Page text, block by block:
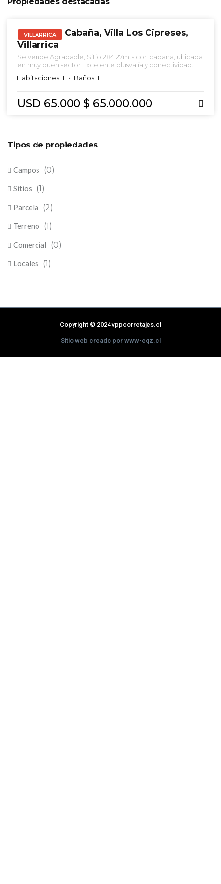
VILLARRICA
VENTA
Sitio, Con Cabaña, Villa Los Cipreses,
Villarrica
Se vende Agradable, Sitio 284,27mts con cabaña, ubicada
en muy buen sector Excelente plusvalía y conectividad.
Habitaciones: 1
Baños: 1
USD 65.000 $ 65.000.000
Tipos de propiedades
Campos (0)
Sitios (1)
Parcela (2)
Terreno (1)
Comercial (0)
Locales (1)
Copyright © 2024 vppcorretajes.cl
Sitio web creado por www-eqz.cl